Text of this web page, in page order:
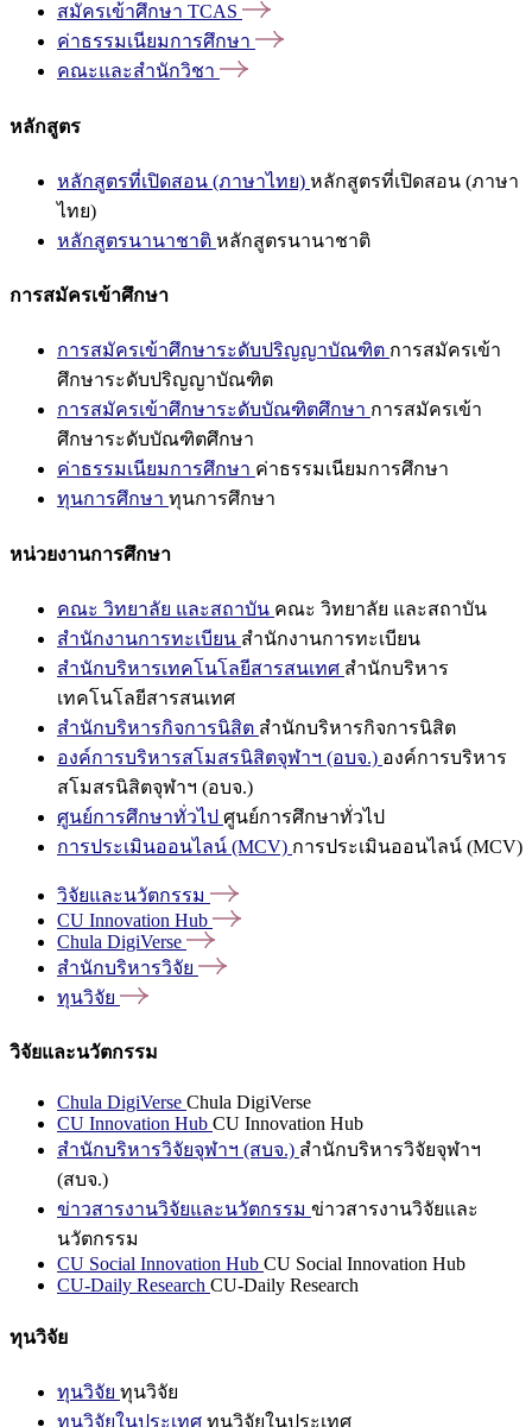
สมัครเข้าศึกษา TCAS
ค่าธรรมเนียมการศึกษา
คณะและสำนักวิชา
หลักสูตร
หลักสูตรที่เปิดสอน (ภาษาไทย) หลักสูตรที่เปิดสอน (ภาษา
ไทย)
หลักสูตรนานาชาติ หลักสูตรนานาชาติ
การสมัครเข้าศึกษา
การสมัครเข้าศึกษาระดับปริญญาบัณฑิต การสมัครเข้า
ศึกษาระดับปริญญาบัณฑิต
การสมัครเข้าศึกษาระดับบัณฑิตศึกษา การสมัครเข้า
ศึกษาระดับบัณฑิตศึกษา
ค่าธรรมเนียมการศึกษา ค่าธรรมเนียมการศึกษา
ทุนการศึกษา ทุนการศึกษา
หน่วยงานการศึกษา
คณะ วิทยาลัย และสถาบัน คณะ วิทยาลัย และสถาบัน
สำนักงานการทะเบียน สำนักงานการทะเบียน
สำนักบริหารเทคโนโลยีสารสนเทศ สำนักบริหาร
เทคโนโลยีสารสนเทศ
สำนักบริหารกิจการนิสิต สำนักบริหารกิจการนิสิต
องค์การบริหารสโมสรนิสิตจุฬาฯ (อบจ.) องค์การบริหาร
สโมสรนิสิตจุฬาฯ (อบจ.)
ศูนย์การศึกษาทั่วไป ศูนย์การศึกษาทั่วไป
การประเมินออนไลน์ (MCV) การประเมินออนไลน์ (MCV)
วิจัยและนวัตกรรม
CU Innovation Hub
Chula DigiVerse
สำนักบริหารวิจัย
ทุนวิจัย
วิจัยและนวัตกรรม
Chula DigiVerse Chula DigiVerse
CU Innovation Hub CU Innovation Hub
สำนักบริหารวิจัยจุฬาฯ (สบจ.) สำนักบริหารวิจัยจุฬาฯ
(สบจ.)
ข่าวสารงานวิจัยและนวัตกรรม ข่าวสารงานวิจัยและ
นวัตกรรม
CU Social Innovation Hub CU Social Innovation Hub
CU-Daily Research CU-Daily Research
ทุนวิจัย
ทุนวิจัย ทุนวิจัย
ทุนวิจัยในประเทศ ทุนวิจัยในประเทศ